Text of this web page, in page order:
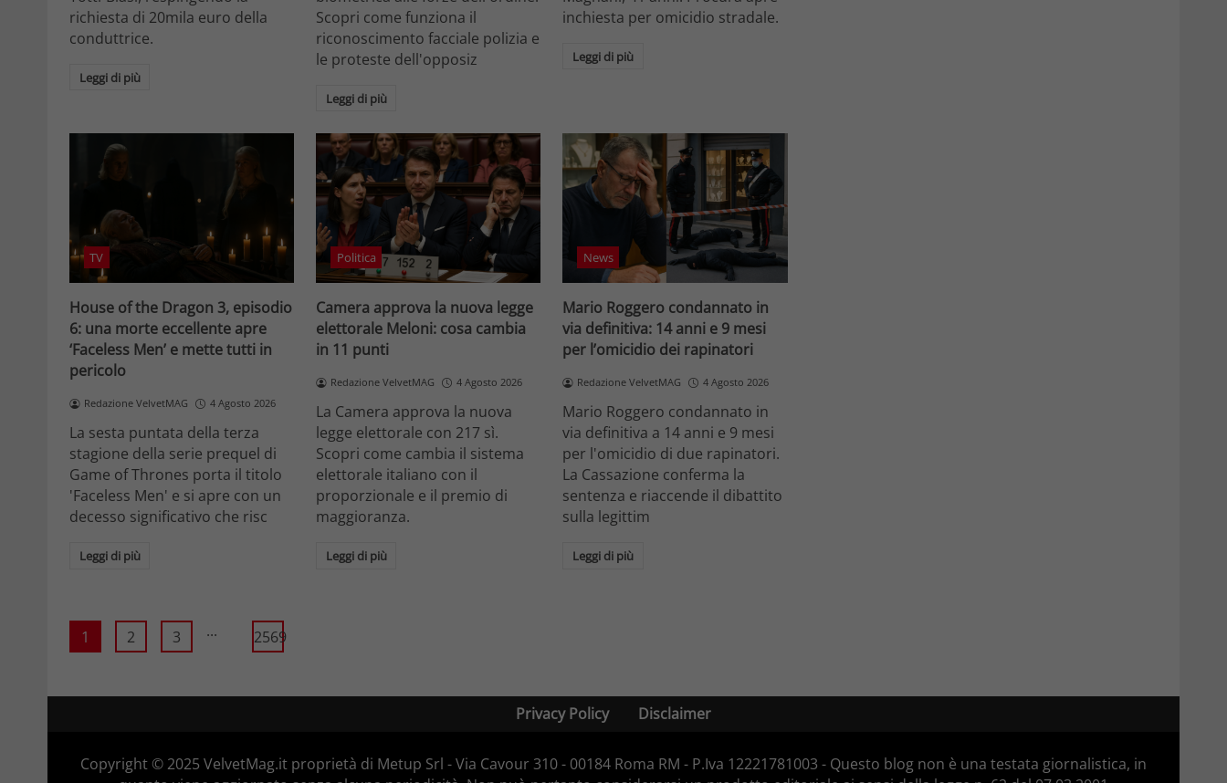
richiesta di 20mila euro della
conduttrice.
Leggi di più
Scopri come funziona il
riconoscimento facciale polizia e
le proteste dell'opposiz
Leggi di più
inchiesta per omicidio stradale.
Leggi di più
TV
House of the Dragon 3, episodio
6: una morte eccellente apre
‘Faceless Men’ e mette tutti in
pericolo
Redazione VelvetMAG 4 Agosto 2026
La sesta puntata della terza
stagione della serie prequel di
Game of Thrones porta il titolo
'Faceless Men' e si apre con un
decesso significativo che risc
Leggi di più
Politica
Camera approva la nuova legge
elettorale Meloni: cosa cambia
in 11 punti
Redazione VelvetMAG 4 Agosto 2026
La Camera approva la nuova
legge elettorale con 217 sì.
Scopri come cambia il sistema
elettorale italiano con il
proporzionale e il premio di
maggioranza.
Leggi di più
News
Mario Roggero condannato in
via definitiva: 14 anni e 9 mesi
per l’omicidio dei rapinatori
Redazione VelvetMAG 4 Agosto 2026
Mario Roggero condannato in
via definitiva a 14 anni e 9 mesi
per l'omicidio di due rapinatori.
La Cassazione conferma la
sentenza e riaccende il dibattito
sulla legittim
Leggi di più
1 2 3 ... 2569
Privacy Policy Disclaimer
Copyright © 2025 VelvetMag.it proprietà di Metup Srl - Via Cavour 310 - 00184 Roma RM - P.Iva 12221781003 - Questo blog non è una testata giornalistica, in